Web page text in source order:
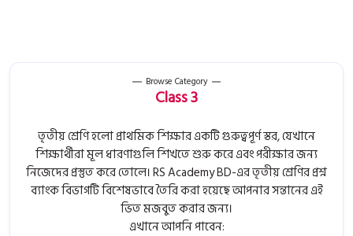
Browse Category
Class 3
তৃতীয় শ্রেণি হলো প্রাথমিক শিক্ষার একটি গুরুত্বপূর্ণ স্তর, যেখানে
শিক্ষার্থীরা মূল ধারণাগুলি শিখতে শুরু করে এবং পরীক্ষার জন্য
নিজেদের প্রস্তুত করে তোলে। RS Academy BD-এর তৃতীয় শ্রেণির প্রশ্ন
ব্যাংক বিভাগটি বিশেষভাবে তৈরি করা হয়েছে আপনার সন্তানের এই
ভিত মজবুত করার জন্য।
এখানে আপনি পাবেন: